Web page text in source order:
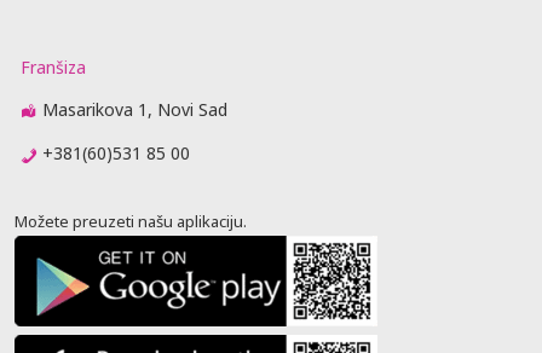
Franšiza
Masarikova 1, Novi Sad
+381(60)531 85 00
Možete preuzeti našu aplikaciju.